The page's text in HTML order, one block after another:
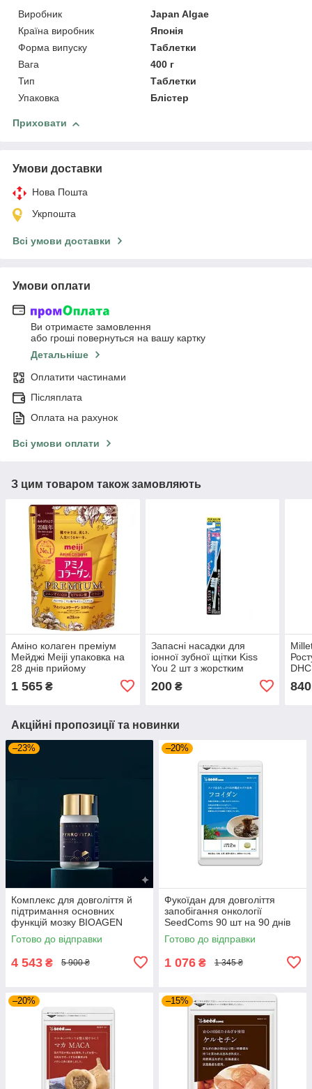
Виробник
Japan Algae
Країна виробник
Японія
Форма випуску
Таблетки
Вага
400 г
Тип
Таблетки
Упаковка
Блістер
Приховати
Умови доставки
Нова Пошта
Укрпошта
Всі умови доставки
Умови оплати
Ви отримаєте замовлення
або гроші повернуться на вашу картку
Детальніше
Оплатити частинами
Післяплата
Оплата на рахунок
Всі умови оплати
З цим товаром також замовляють
Аміно колаген преміум
Мейджі Meiji упаковка на
28 днів прийому
1 565 ₴
Запасні насадки для
іонної зубної щітки Kiss
You 2 шт з жорстким
200₴ 840
Акційні пропозиції та новинки
–23%
Комплекс для довголіття й
підтримання основних
функцій мозку BIOAGEN
PYRROVITAL NMN 60 капсул
на 30 днів приймання
Готово до відправки
4 543 ₴ 5 900 ₴
–20%
Фукоїдан для довголіття
запобігання онкології
SeedComs 90 шт на 90 днів
Готово до відправки
1 076 ₴ 1 345 ₴
–20% –15%